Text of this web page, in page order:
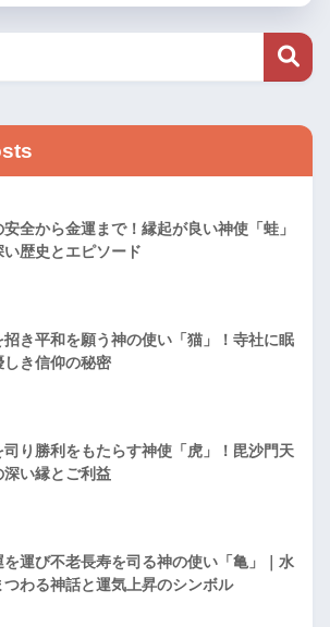
安全から金運まで！縁起が良い神使「蛙」
い歴史とエピソード
招き平和を願う神の使い「猫」！寺社に眠
しき信仰の秘密
司り勝利をもたらす神使「虎」！毘沙門天
深い縁とご利益
を運び不老長寿を司る神の使い「亀」｜水
つわる神話と運気上昇のシンボル